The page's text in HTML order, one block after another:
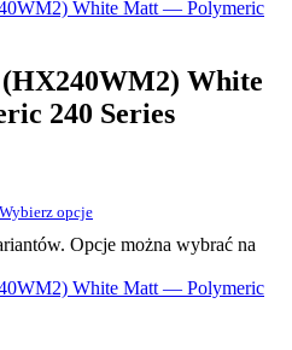
White
240 Series
Wybierz opcje
Opcje można wybrać na